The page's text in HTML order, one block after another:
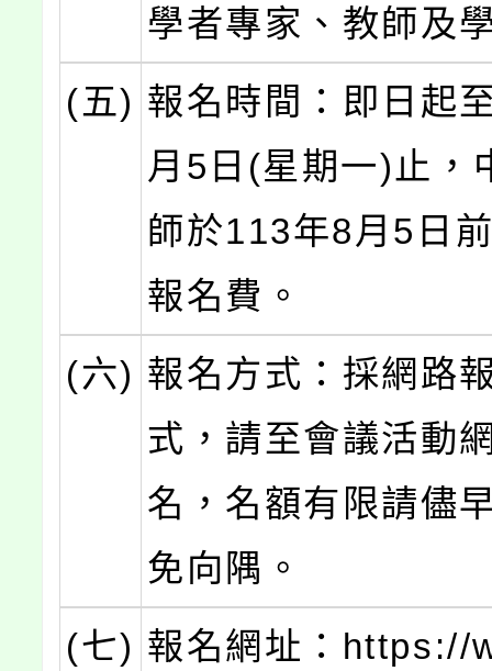
學者專家、教師及
(五) 報名時間：即日起
月5日(星期一)止，
師於113年8月5日
報名費。
(六) 報名方式：採網路
式，請至會議活動
名，名額有限請儘
免向隅。
(七) 報名網址：https://